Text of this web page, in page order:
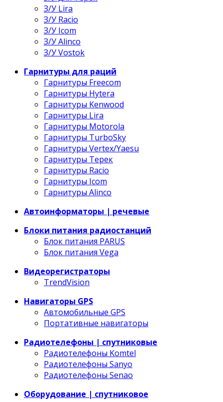
З/У Lira
З/У Racio
З/У Icom
З/У Alinco
З/У Vostok
Гарнитуры для раций
Гарнитуры Freecom
Гарнитуры Hytera
Гарнитуры Kenwood
Гарнитуры Lira
Гарнитуры Motorola
Гарнитуры TurboSky
Гарнитуры Vertex/Yaesu
Гарнитуры Терек
Гарнитуры Racio
Гарнитуры Icom
Гарнитуры Alinco
Автоинформаторы | речевые
Блоки питания радиостанций
Блок питания PARUS
Блок питания Vega
Видеорегистраторы
TrendVision
Навигаторы GPS
Автомобильные GPS
Портативные навигаторы
Радиотелефоны | спутниковые
Радиотелефоны Komtel
Радиотелефоны Sanyo
Радиотелефоны Senao
Оборудование | спутниковое